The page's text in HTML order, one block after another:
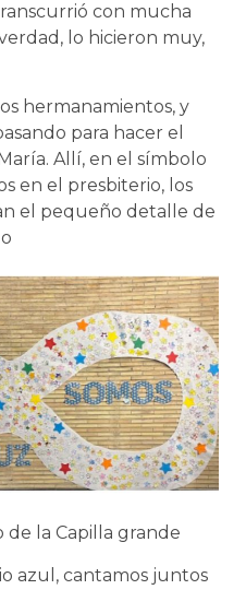
con mucha
lo hicieron muy,
hermanamientos, y
para hacer el
Allí, en el símbolo
en el presbiterio, los
el pequeño detalle de
de la Capilla grande
azul, cantamos juntos